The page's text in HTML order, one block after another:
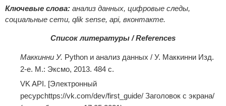
Ключевые слова: анализ данных, цифровые следы,
социальные сети, qlik sense, api, вконтакте.
Список литературы / References
Маккинни У. Python и анализ данных / У. Маккинни Изд.
2-e. М.: Эксмо, 2013. 484 с.
VK API. [Электронный
ресурсhttps://vk.com/dev/first_guide/ Заголовок с экрана/